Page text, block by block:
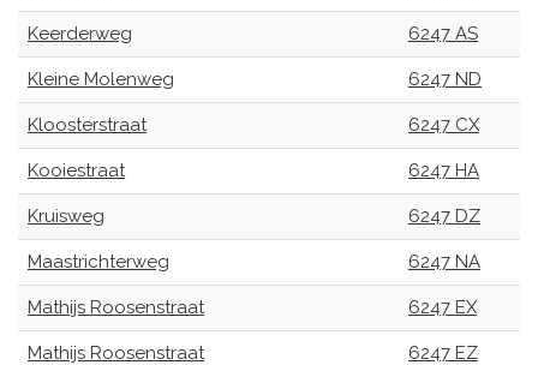
Keerderweg 6247 AS
Kleine Molenweg 6247 ND
Kloosterstraat 6247 CX
Kooiestraat 6247 HA
Kruisweg 6247 DZ
Maastrichterweg 6247 NA
Mathijs Roosenstraat 6247 EX
Mathijs Roosenstraat 6247 EZ